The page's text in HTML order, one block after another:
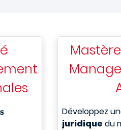
Développez
juridique du